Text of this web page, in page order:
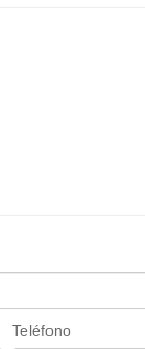
Teléfono